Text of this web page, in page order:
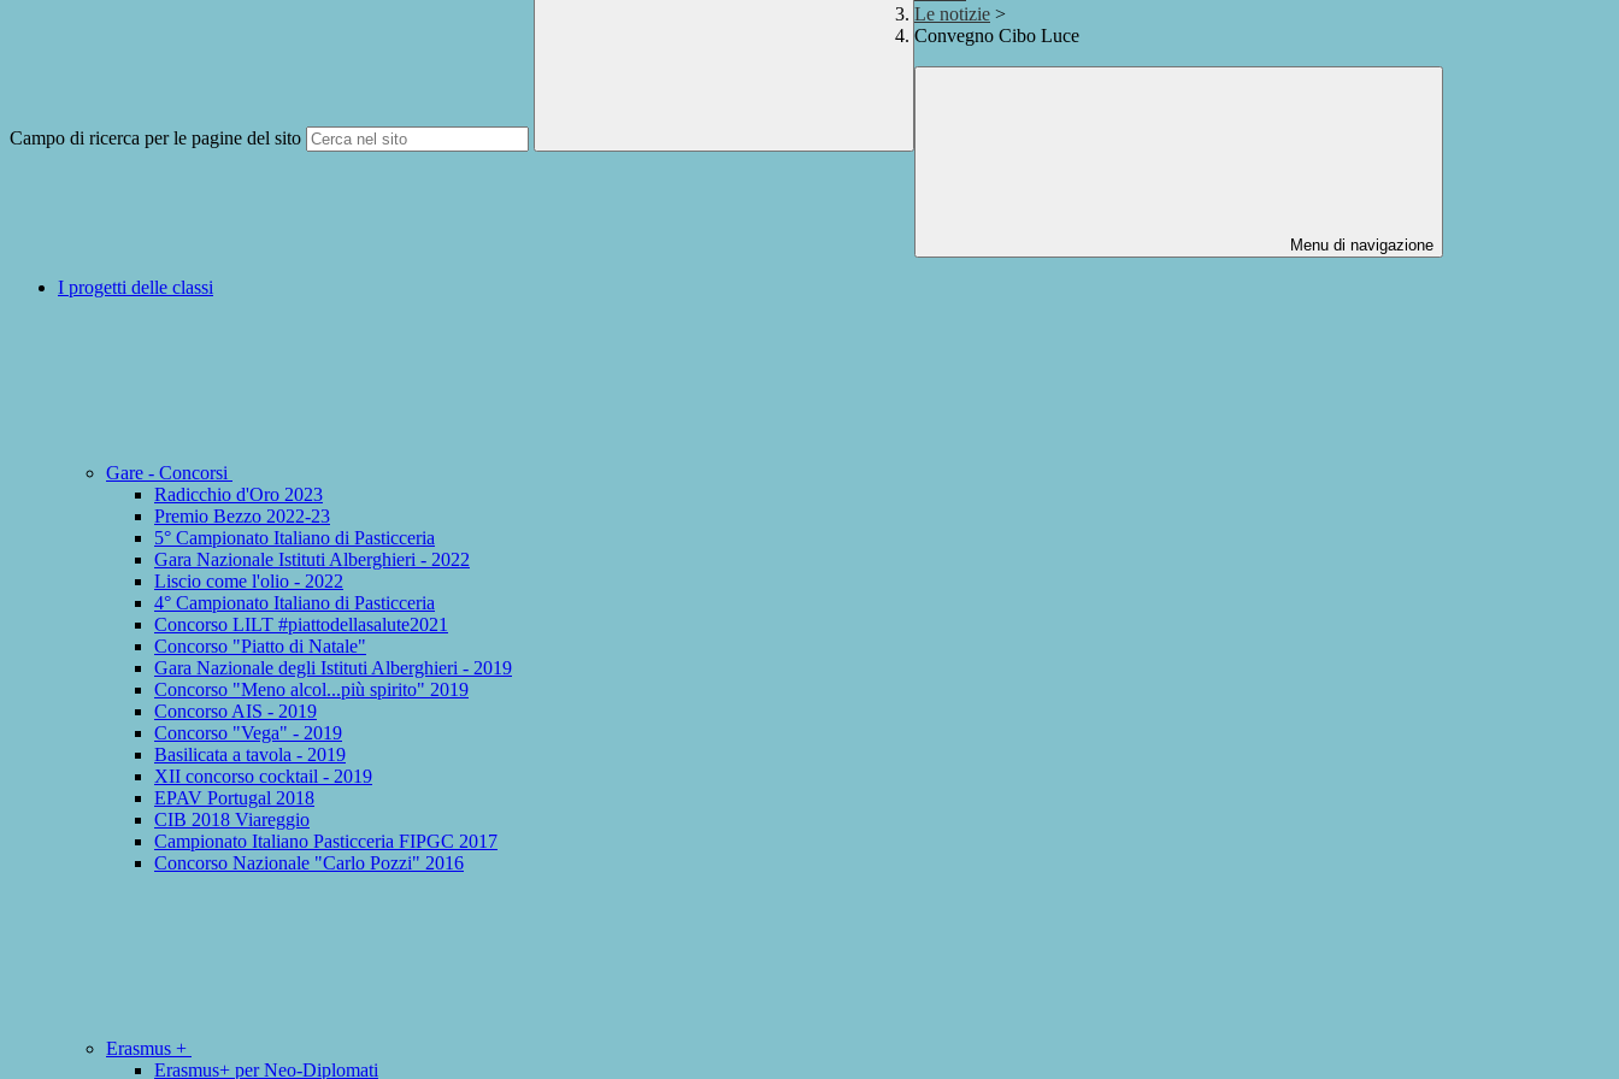
Campo di ricerca per le pagine del sito
Le notizie >
Convegno Cibo Luce
Menu di navigazione
I progetti delle classi
Gare - Concorsi
Radicchio d'Oro 2023
Premio Bezzo 2022-23
5° Campionato Italiano di Pasticceria
Gara Nazionale Istituti Alberghieri - 2022
Liscio come l'olio - 2022
4° Campionato Italiano di Pasticceria
Concorso LILT #piattodellasalute2021
Concorso "Piatto di Natale"
Gara Nazionale degli Istituti Alberghieri - 2019
Concorso "Meno alcol...più spirito" 2019
Concorso AIS - 2019
Concorso "Vega" - 2019
Basilicata a tavola - 2019
XII concorso cocktail - 2019
EPAV Portugal 2018
CIB 2018 Viareggio
Campionato Italiano Pasticceria FIPGC 2017
Concorso Nazionale "Carlo Pozzi" 2016
Erasmus +
Erasmus+ per Neo-Diplomati